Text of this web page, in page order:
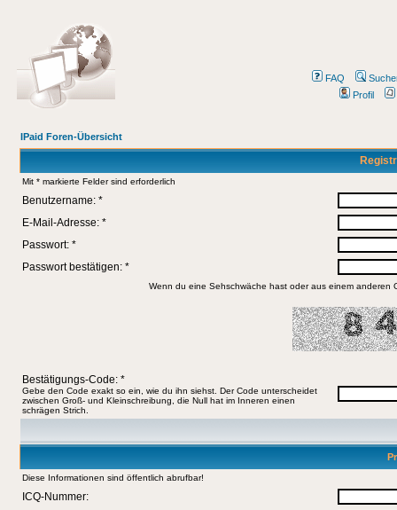
FAQ
Profil
IPaid Foren-Übersicht
Mit * markierte Felder sind erforderlich
Benutzername: *
E-Mail-Adresse: *
Passwort: *
Passwort bestätigen: *
Wenn du eine Sehschwäche hast oder aus einem
Bestätigungs-Code: *
Gebe den Code exakt so ein, wie du ihn siehst. Der Code unterscheidet
zwischen Groß- und Kleinschreibung, die Null hat im Inneren einen
schrägen Strich.
Diese Informationen sind öffentlich abrufbar!
ICQ-Nummer: